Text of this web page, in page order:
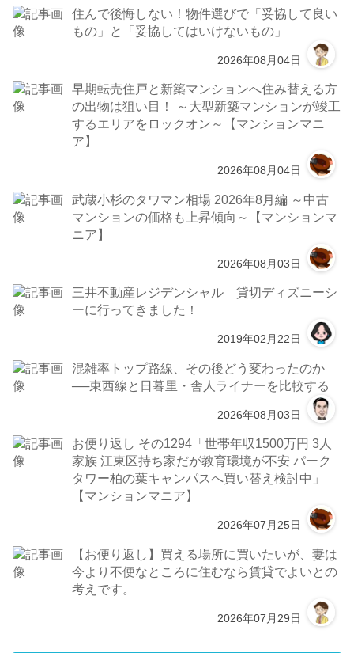
住んで後悔しない！物件選びで「妥協して良い
もの」と「妥協してはいけないもの」
2026年08月04日
早期転売住戸と新築マンションへ住み替える方
の出物は狙い目！ ～大型新築マンションが竣工
するエリアをロックオン～【マンションマニ
ア】
2026年08月04日
武蔵小杉のタワマン相場 2026年8月編 ～中古
マンションの価格も上昇傾向～【マンションマ
ニア】
2026年08月03日
三井不動産レジデンシャル 貸切ディズニーシ
ーに行ってきました！
2019年02月22日
混雑率トップ路線、その後どう変わったのか
──東西線と日暮里・舎人ライナーを比較する
2026年08月03日
お便り返し その1294「世帯年収1500万円 3人
家族 江東区持ち家だが教育環境が不安 パーク
タワー柏の葉キャンパスへ買い替え検討中」
【マンションマニア】
2026年07月25日
【お便り返し】買える場所に買いたいが、妻は
今より不便なところに住むなら賃貸でよいとの
考えです。
2026年07月29日